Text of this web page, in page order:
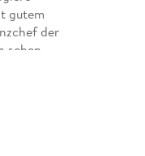
gutem
der
sehen